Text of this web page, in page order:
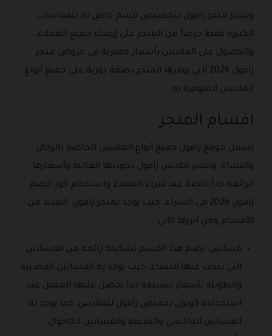
ويتميز متجر زافول بتخصيص قسم خاص به للمقاسات
الكبيرة فقط حرصاً من المتجر على إرضاء جميع العملاء،
والحصول على الملابس بأسعار حصرية في عروض متجر
زافول 2026 التي يوفرها المتجر بصفة دورية على جميع أنواع
الملابس المتوفرة به.
اقسام المتجر
يشمل موقع زافول جميع أنواع الملابس الخاصة بالرجال
والنساء، وتتميز ملابس زافول بجودتها العالية وأسعارها
الرائعه جداً خاصةً عند شراء العملاء واستخدام كود خصم
زافول 2026 في الشراء، حيث يوجد بمتجر زافول العديد من
الأقسام ومن أبرزها الآتي:
فساتين: يضم هذا القسم تشكيلة رائعة من الفساتين
التي تبحث عنها النساء، حيث يوجد به الفساتين القصيرة
والطويلة بأسعار بسيطة جداً يحصل عليها العميل عند
استخدامه كوبون تخفيض زافول للملابس، كما يوجد به
الفساتين الماكسي والضيقة والفساتين الكاجوال